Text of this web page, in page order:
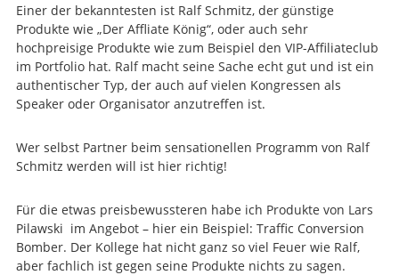
Einer der bekanntesten ist Ralf Schmitz, der günstige
Produkte wie „Der Affliate König“, oder auch sehr
hochpreisige Produkte wie zum Beispiel den VIP-Affiliateclub
im Portfolio hat. Ralf macht seine Sache echt gut und ist ein
authentischer Typ, der auch auf vielen Kongressen als
Speaker oder Organisator anzutreffen ist.
Wer selbst Partner beim sensationellen Programm von Ralf
Schmitz werden will ist hier richtig!
Für die etwas preisbewussteren habe ich Produkte von Lars
Pilawski im Angebot – hier ein Beispiel: Traffic Conversion
Bomber. Der Kollege hat nicht ganz so viel Feuer wie Ralf,
aber fachlich ist gegen seine Produkte nichts zu sagen.